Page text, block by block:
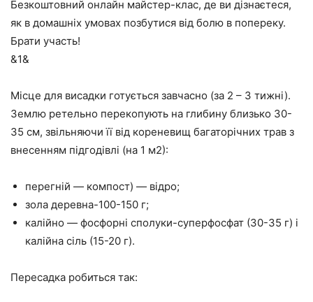
Безкоштовний онлайн майстер-клас, де ви дізнаєтеся,
як в домашніх умовах позбутися від болю в попереку.
Брати участь!
&1&
Місце для висадки готується завчасно (за 2 – 3 тижні).
Землю ретельно перекопують на глибину близько 30-
35 см, звільняючи її від кореневищ багаторічних трав з
внесенням підгодівлі (на 1 м2):
перегній — компост) — відро;
зола деревна-100-150 г;
калійно — фосфорні сполуки-суперфосфат (30-35 г) і
калійна сіль (15-20 г).
Пересадка робиться так: